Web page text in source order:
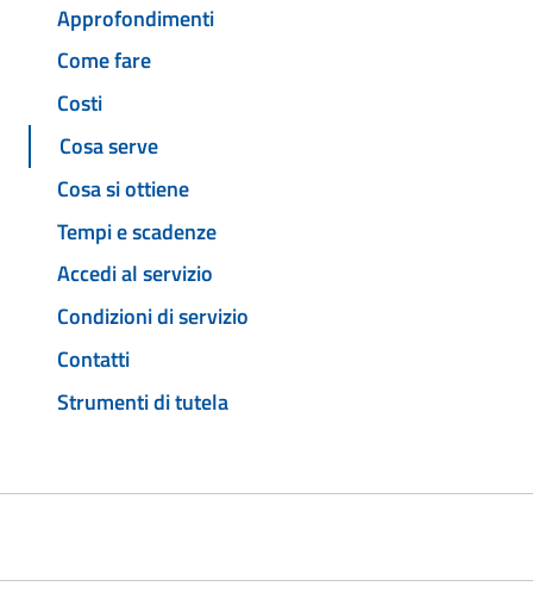
Approfondimenti
Come fare
Costi
Cosa serve
Cosa si ottiene
Tempi e scadenze
Accedi al servizio
Condizioni di servizio
Contatti
Strumenti di tutela